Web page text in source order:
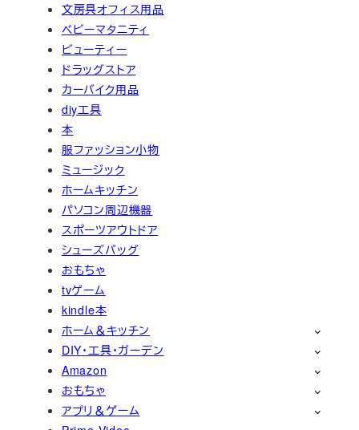
文房具オフィス用品
ベビーマタニティ
ビューティー
ドラッグストア
カーバイク用品
diy工具
本
服ファッション小物
ミュージック
ホームキッチン
パソコン周辺機器
スポーツアウトドア
シューズバッグ
おもちゃ
tvゲーム
kindle本
ホーム＆キッチン
DIY・工具・ガーデン
Amazon
おもちゃ
アプリ＆ゲーム